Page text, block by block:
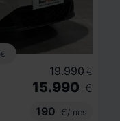
€
19.990 €
15.990 €
190
€/mes